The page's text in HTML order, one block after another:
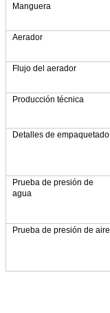
Manguera
Aerador
Flujo del aerador
Producción técnica
Detalles de empaquetado
Prueba de presión de
agua
Prueba de presión de aire